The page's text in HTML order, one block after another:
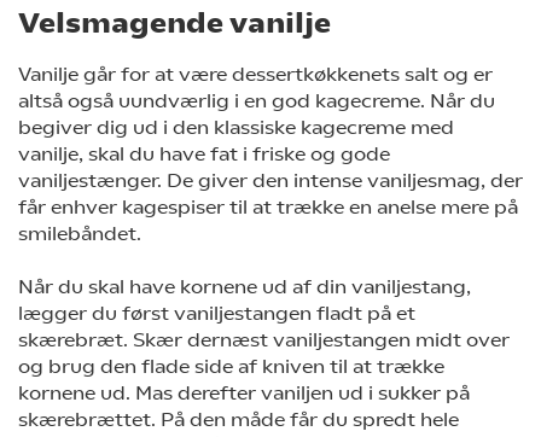
Velsmagende vanilje
Vanilje går for at være dessertkøkkenets salt og er
altså også uundværlig i en god kagecreme. Når du
begiver dig ud i den klassiske kagecreme med
vanilje, skal du have fat i friske og gode
vaniljestænger. De giver den intense vaniljesmag, der
får enhver kagespiser til at trække en anelse mere på
smilebåndet.
Når du skal have kornene ud af din vaniljestang,
lægger du først vaniljestangen fladt på et
skærebræt. Skær dernæst vaniljestangen midt over
og brug den flade side af kniven til at trække
kornene ud. Mas derefter vaniljen ud i sukker på
skærebrættet. På den måde får du spredt hele